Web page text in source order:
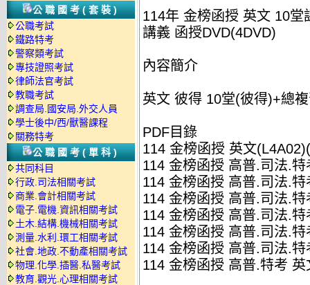
公職國考(套裝)
公職考試
鐵路特考
警察類考試
專技證照考試
律師法官考試
教職考試
調查局.國安局.外交人員
學士後中/西/獸醫課程
關務特考
公職國考(單科)
共同科目
行政.司法相關考試
商業.會計相關考試
電子.電機.資訊相關考試
土木.結構.機械相關考試
測量.水利.環工相關考試
社會.地政.不動產相關考試
物理.化學.插醫.私醫考試
教育.觀光.心理相關考試
114年 金榜函授 英文 10
講義 函授DVD(4DVD)
內容簡介
英文 彼得 10堂(彼得)+總
PDF目錄
114 金榜函授 英文
114 金榜函授 高普.司法.
114 金榜函授 高普.司法.
114 金榜函授 高普.司法.
114 金榜函授 高普.司法.
114 金榜函授 高普.司法.
114 金榜函授 高普.司法.
114 金榜函授 高普.特考